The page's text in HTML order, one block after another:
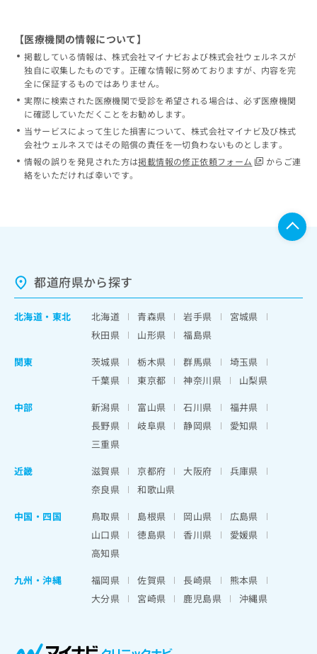
【医療機関の情報について】
掲載している情報は、株式会社マイナビおよび株式会社ウェルネスが
独自に収集したものです。正確な情報に努めておりますが、内容を完
全に保証するものではありません。
実際に検索された医療機関で受診を希望される場合は、必ず医療機関
に確認していただくことをお勧めします。
当サービスによって生じた損害について、株式会社マイナビ及び株式
会社ウェルネスではその賠償の責任を一切負わないものとします。
情報の誤りを発見された方は掲載情報の修正依頼フォーム
からご連
絡をいただければ幸いです。
都道府県から探す
北海道 ・ 東北 北海道 青森県 岩手県
宮城県
秋田県
山形県
福島県
関東
茨城県 栃木県 群馬県
埼玉県
千葉県
東京都 神奈川県
山梨県
中部
新潟県 富山県 石川県
福井県
長野県
岐阜県 静岡県
愛知県
三重県
近畿
滋賀県 京都府 大阪府
兵庫県
奈良県
和歌山県
中国・四国
鳥取県 島根県 岡山県
広島県
山口県
徳島県 香川県
愛媛県
高知県
九州・沖縄
福岡県 佐賀県 長崎県
熊本県
大分県
宮崎県 鹿児島県 沖縄県